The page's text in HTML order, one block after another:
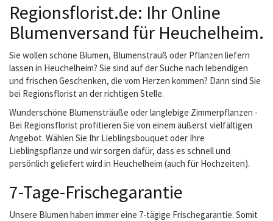
Regionsflorist.de: Ihr Online
Blumenversand für Heuchelheim.
Sie wollen schöne Blumen, Blumenstrauß oder Pflanzen liefern
lassen in Heuchelheim? Sie sind auf der Suche nach lebendigen
und frischen Geschenken, die vom Herzen kommen? Dann sind Sie
bei Regionsflorist an der richtigen Stelle.
Wunderschöne Blumensträuße oder langlebige Zimmerpflanzen -
Bei Regionsflorist profitieren Sie von einem äußerst vielfältigen
Angebot. Wählen Sie Ihr Lieblingsbouquet oder Ihre
Lieblingspflanze und wir sorgen dafür, dass es schnell und
persönlich geliefert wird in Heuchelheim (auch für Hochzeiten).
7-Tage-Frischegarantie
Unsere Blumen haben immer eine 7-tägige Frischegarantie. Somit